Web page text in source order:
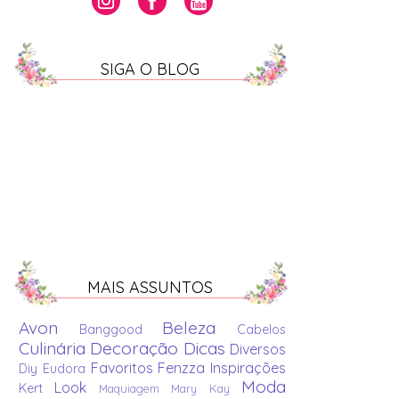
SIGA O BLOG
MAIS ASSUNTOS
Avon Banggood Beleza Cabelos
Culinária Decoração Dicas Diversos
Diy Eudora Favoritos Fenzza Inspirações
Kert Look Maquiagem Mary Kay Moda